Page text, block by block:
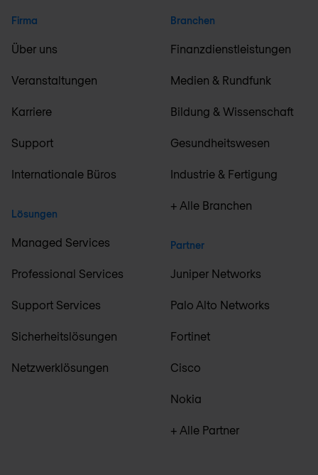
Firma
Über uns
Veranstaltungen
Karriere
Support
Internationale Büros
Lösungen
Managed Services
Professional Services
Support Services
Sicherheitslösungen
Netzwerklösungen
Branchen
Finanzdienstleistungen
Medien & Rundfunk
Bildung & Wissenschaft
Gesundheitswesen
Industrie & Fertigung
+ Alle Branchen
Partner
Juniper Networks
Palo Alto Networks
Fortinet
Cisco
Nokia
+ Alle Partner